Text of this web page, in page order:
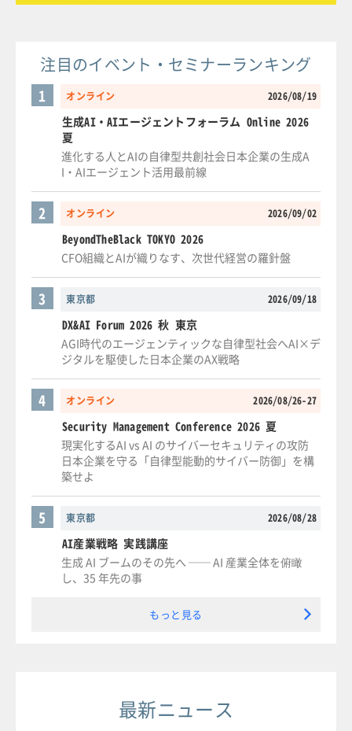
注目のイベント・セミナーランキング
オンライン 2026/08/19
1
生成AI・AIエージェントフォーラム Online 2026
夏
進化する人とAIの自律型共創社会日本企業の生成A
I・AIエージェント活用最前線
オンライン 2026/09/02
2
BeyondTheBlack TOKYO 2026
CFO組織とAIが織りなす、次世代経営の羅針盤
東京都 2026/09/18
3
DX&AI Forum 2026 秋 東京
AGI時代のエージェンティックな自律型社会へAI×デ
ジタルを駆使した日本企業のAX戦略
オンライン 2026/08/26-27
4
Security Management Conference 2026 夏
現実化するAI vs AI のサイバーセキュリティの攻防
日本企業を守る「自律型能動的サイバー防御」を構
築せよ
東京都 2026/08/28
5
AI産業戦略 実践講座
生成 AI ブームのその先へ ── AI 産業全体を俯瞰
し、35 年先の事
もっと見る
最新ニュース